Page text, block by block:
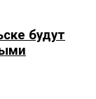
будут